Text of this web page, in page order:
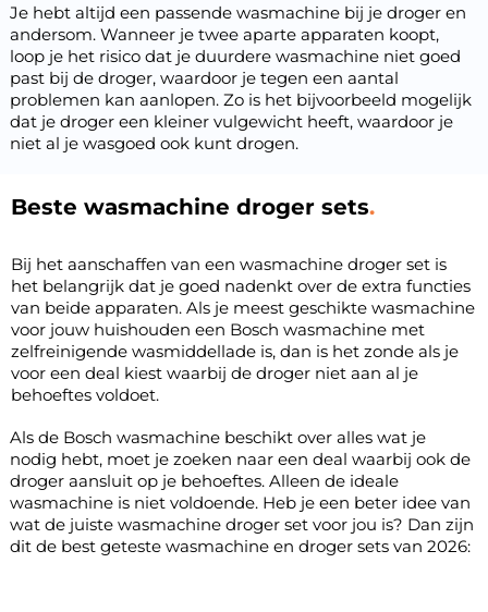
Je hebt altijd een passende wasmachine bij je droger en
andersom. Wanneer je twee aparte apparaten koopt,
loop je het risico dat je duurdere wasmachine niet goed
past bij de droger, waardoor je tegen een aantal
problemen kan aanlopen. Zo is het bijvoorbeeld mogelijk
dat je droger een kleiner vulgewicht heeft, waardoor je
niet al je wasgoed ook kunt drogen.
Beste wasmachine droger sets
Bij het aanschaffen van een wasmachine droger set is
het belangrijk dat je goed nadenkt over de extra functies
van beide apparaten. Als je meest geschikte wasmachine
voor jouw huishouden een Bosch wasmachine met
zelfreinigende wasmiddellade is, dan is het zonde als je
voor een deal kiest waarbij de droger niet aan al je
behoeftes voldoet.
Als de Bosch wasmachine beschikt over alles wat je
nodig hebt, moet je zoeken naar een deal waarbij ook de
droger aansluit op je behoeftes. Alleen de ideale
wasmachine is niet voldoende. Heb je een beter idee van
wat de juiste wasmachine droger set voor jou is? Dan zijn
dit de best geteste wasmachine en droger sets van 2026: